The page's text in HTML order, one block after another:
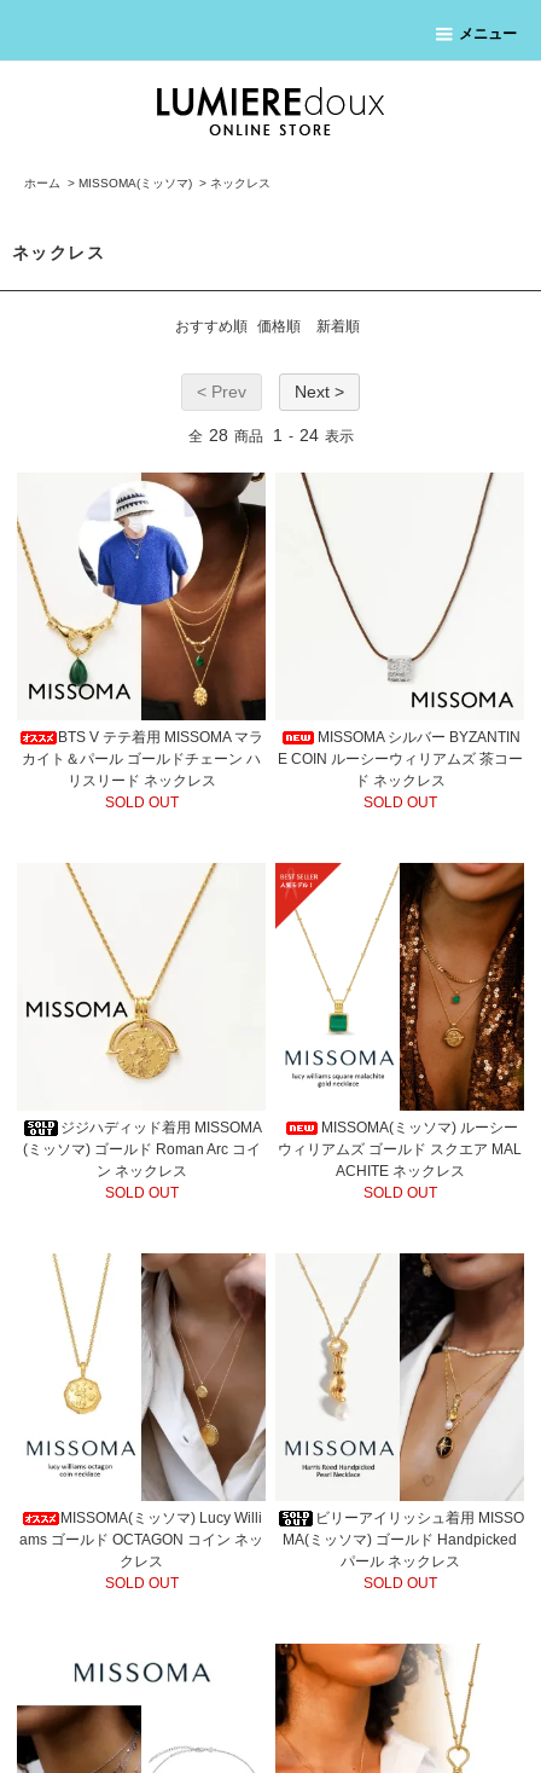
メニュー
ホーム > MISSOMA(ミッソマ) > ネックレス
ネックレス
おすすめ順 価格順 新着順
< Prev Next >
全 28 商品 1 - 24 表示
BTS V テテ着用 MISSOMA マラ
カイト＆パール ゴールドチェーン ハ
リスリード ネックレス
SOLD OUT
MISSOMA シルバー BYZANTIN
E COIN ルーシーウィリアムズ 茶コー
ド ネックレス
SOLD OUT
ジジハディッド着用 MISSOMA
(ミッソマ) ゴールド Roman Arc コイ
ン ネックレス
SOLD OUT
MISSOMA(ミッソマ) ルーシー
ウィリアムズ ゴールド スクエア MAL
ACHITE ネックレス
SOLD OUT
MISSOMA(ミッソマ) Lucy Willi
ams ゴールド OCTAGON コイン ネッ
クレス
SOLD OUT
ビリーアイリッシュ着用 MISSO
MA(ミッソマ) ゴールド Handpicked
パール ネックレス
SOLD OUT